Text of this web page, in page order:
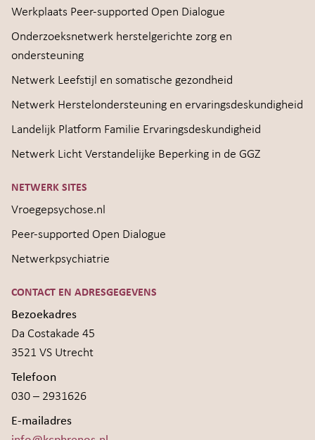
Werkplaats Peer-supported Open Dialogue
Onderzoeksnetwerk herstelgerichte zorg en
ondersteuning
Netwerk Leefstijl en somatische gezondheid
Netwerk Herstelondersteuning en ervaringsdeskundigheid
Landelijk Platform Familie Ervaringsdeskundigheid
Netwerk Licht Verstandelijke Beperking in de GGZ
NETWERK SITES
Vroegepsychose.nl
Peer-supported Open Dialogue
Netwerkpsychiatrie
CONTACT EN ADRESGEGEVENS
Bezoekadres
Da Costakade 45
3521 VS Utrecht
Telefoon
030 – 2931626
E-mailadres